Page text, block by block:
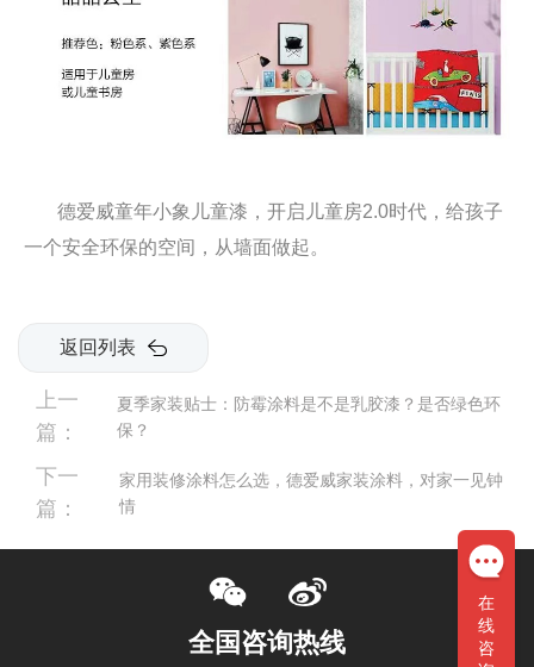
德爱威童年小象 儿童漆，开启儿童房2.0时代，给孩子
一个安全环保的空间，从墙面做起。
返回列表
上一
篇：
夏季家装贴士：防霉涂料是不是乳胶漆？是否绿色环
保？
下一
篇：
家用装修涂料怎么选，德爱威家装涂料，对家一见钟
情
全国咨询热线
在
线
咨